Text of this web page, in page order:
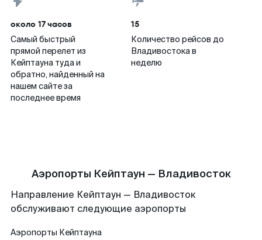
около 17 часов
Самый быстрый
прямой перелет из
Кейптауна туда и
обратно, найденный на
нашем сайте за
последнее время
15
Количество рейсов до
Владивостока в
неделю
Аэропорты Кейптаун — Владивосток
Направление Кейптаун — Владивосток
обслуживают следующие аэропорты
Аэропорты Кейптауна